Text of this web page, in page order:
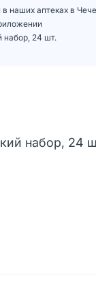
наших аптеках в
набор, 24 шт.
набор, 24